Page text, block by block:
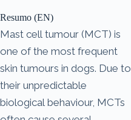
Resumo (EN)
Mast cell tumour (MCT) is
one of the most frequent
skin tumours in dogs. Due to
their unpredictable
biological behaviour, MCTs